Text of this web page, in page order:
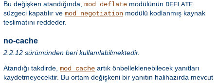
Bu değişken atandığında, mod_deflate modülünün DEFLATE
süzgeci kapatılır ve mod_negotiation modülü kodlanmış kaynak
teslimatını reddeder.
no-cache
2.2.12 sürümünden beri kullanılabilmektedir.
Atandığı takdirde, mod_cache artık önbelleklenebilecek yanıtları
kaydetmeyecektir. Bu ortam değişkeni bir yanıtın halihazırda mevcut